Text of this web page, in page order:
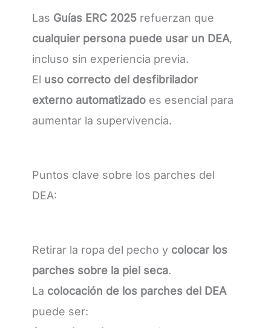
Las Guías ERC 2025refuerzan que
cualquier persona puede usar un DEA,
incluso sin experiencia previa.
El uso correcto del desfibrilador
externo automatizadoes esencial para
aumentar la supervivencia.
Puntos clave sobre los parches del
DEA:
Retirar la ropa del pecho y colocar los
parches sobre la piel seca.
La colocación de los parches del DEA
puede ser: